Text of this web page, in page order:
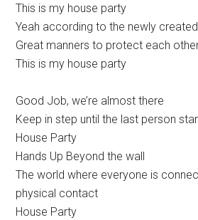
This is my house party
Yeah according to the newly
Great manners to protect each
This is my house party
Good Job, we’re almost there
Keep in step until the last person
House Party
Hands Up Beyond the wall
The world where everyone is
physical contact
House Party